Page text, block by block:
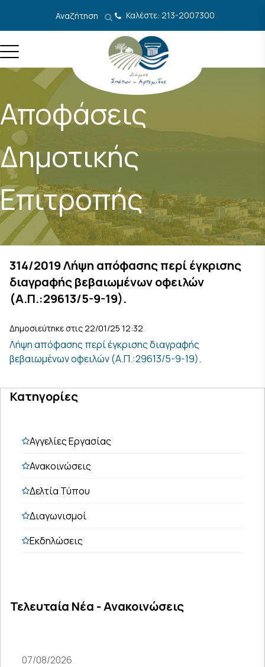
Αναζήτηση Καλέστε: 213-2007300
Αποφάσεις
Δημοτικής
Επιτροπής
314/2019 Λήψη απόφασης περί έγκρισης
διαγραφής βεβαιωμένων οφειλών
(Α.Π.:29613/5-9-19).
Δημοσιεύτηκε στις 22/01/25 12:32
Λήψη απόφασης περί έγκρισης διαγραφής
βεβαιωμένων οφειλών (Α.Π.:29613/5-9-19).
Κατηγορίες
Αγγελίες Εργασίας
Ανακοινώσεις
Δελτία Τύπου
Διαγωνισμοί
Εκδηλώσεις
Τελευταία Νέα - Ανακοινώσεις
07/08/2026